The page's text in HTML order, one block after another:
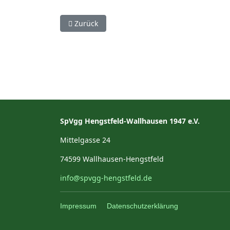
Vorheriger Beitrag: Spielbericht Großaltdorf -
Zurück
SpVgg Hengstfeld-Wallhausen 1947 e.V.
Mittelgasse 24
74599 Wallhausen-Hengstfeld
info@spvgg-hengstfeld.de
Impressum Datenschutzerklärung